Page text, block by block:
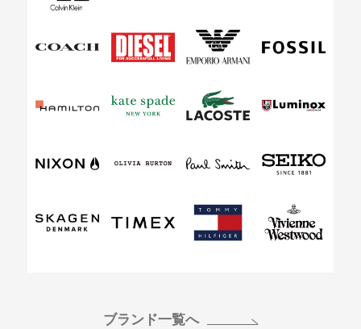
ブランド一覧へ